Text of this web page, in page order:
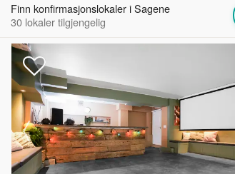
Finn konfirmasjonslokaler i Sagene
30 lokaler tilgjengelig